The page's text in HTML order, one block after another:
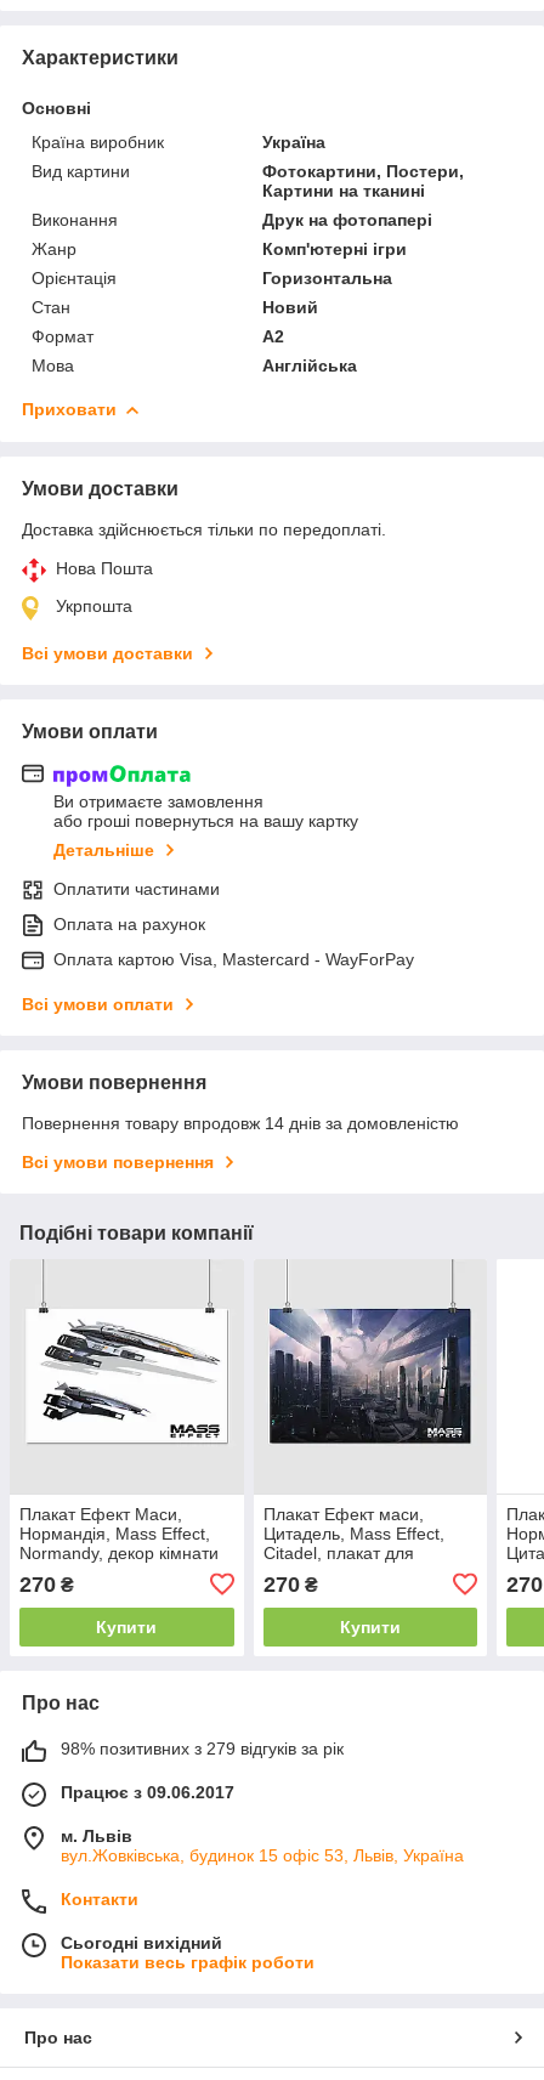
Характеристики
Основні
Країна виробник
Україна
Вид картини
Фотокартини, Постери,
Картини на тканині
Виконання
Друк на фотопапері
Жанр
Комп'ютерні ігри
Орієнтація
Горизонтальна
Стан
Новий
Формат
A2
Мова
Англійська
Приховати
Умови доставки
Доставка здійснюється тільки по передоплаті.
Нова Пошта
Укрпошта
Всі умови доставки
Умови оплати
Ви отримаєте замовлення
або гроші повернуться на вашу картку
Детальніше
Оплатити частинами
Оплата на рахунок
Оплата картою Visa, Mastercard - WayForPay
Всі умови оплати
Умови повернення
Повернення товару впродовж 14 днів за домовленістю
Всі умови повернення
Подібні товари компанії
Плакат Ефект Маси,
Нормандія, Mass Effect,
Normandy, декор кімнати
270 ₴
Купити
Плакат Ефект маси,
Цитадель, Mass Effect,
Citadel, плакат для
270₴
Купити
для
270
Про нас
98% позитивних з 279 відгуків за рік
Працює з 09.06.2017
м. Львів
вул.Жовківська, будинок 15 офіс 53, Львів, Україна
Контакти
Сьогодні вихідний
Показати весь графік роботи
Про нас